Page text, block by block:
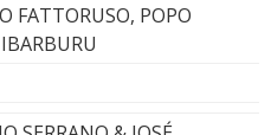
FATTORUSO, POPO